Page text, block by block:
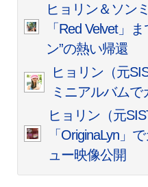
ヒョリン＆ソン
「Red Velvet」
ン”の熱い帰還
ヒョリン（元
ミニアルバムで
ヒョリン（元
「OriginaLyn」
ュー映像公開